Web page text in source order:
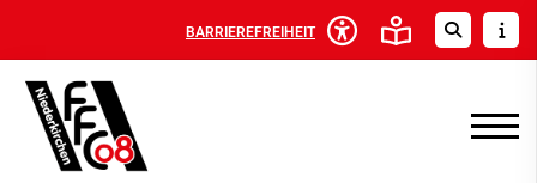
BARRIEREFREIHEIT